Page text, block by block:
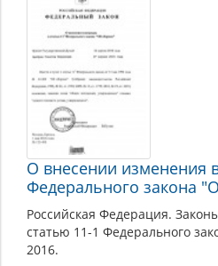
О внесении изменения
Федерального закона
Российская Федерация.
статью 11-1 Федерального
2016.